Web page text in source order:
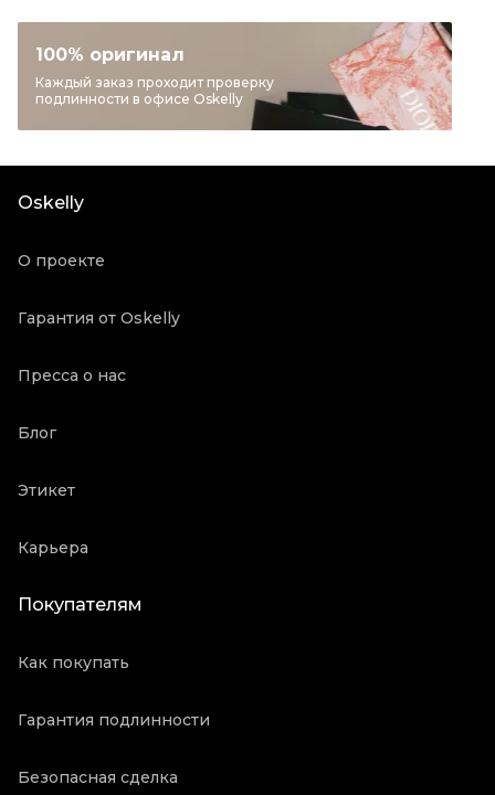
Категория
Джемперы и свитеры
Бренд
JIL SANDER
Материал одежды
Шерсть
Продавец
100% оригинал
Каждый заказ проходит проверку
подлинности в офисе Oskelly
Oskelly
О проекте
Гарантия от Oskelly
Пресса о нас
Блог
Этикет
Карьера
Покупателям
Как покупать
Гарантия подлинности
Безопасная сделка